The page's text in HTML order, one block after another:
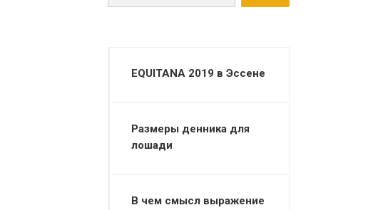
EQUITANA 2019 в Эссене
Размеры денника для
лошади
В чем смысл выражение